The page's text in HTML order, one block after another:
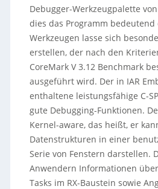
Debugger-Werkzeugpalette
dies das Programm
Werkzeugen lasse sich
erstellen, der nach den
CoreMark V 3.12 Benchmark
ausgeführt wird. Der in IAR
enthaltene leistungsfähige C-
gute Debugging-Funktionen.
Kernel-aware, das heißt, er
Datenstrukturen in einer
Serie von Fenstern darstellen.
Anwendern Informationen
Tasks im RX-Baustein sowie